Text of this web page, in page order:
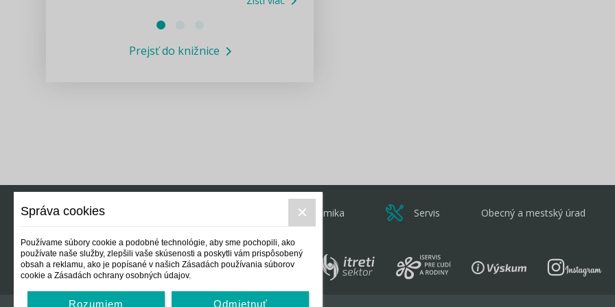
Informácie COVID19
Prejsť do knižnice
Ekonomika Servis Obecný a mestský úrad
Správa cookies
Používame súbory cookie a podobné technológie, aby sme pochopili, ako
používate naše služby, zlepšili vaše skúsenosti a poskytli vám prispôsobený
obsah a reklamu, ako je popísané v našich Zásadách používania súborov
cookie a Zásadách ochrany osobných údajov.
Rozumiem Odmietnuť